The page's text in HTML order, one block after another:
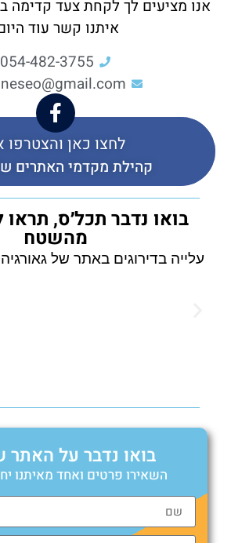
אנו מציעים לך לקחת צעד קדימה
איתנו קשר עוד
054-482-3755
לחצו כאן והצטרפו
קהילת מקדמי האתרים
בואו נדבר תכל׳ס, תראו
מהשטח
בואו נדבר על
השאירו פרטים ואחד מאיתנו